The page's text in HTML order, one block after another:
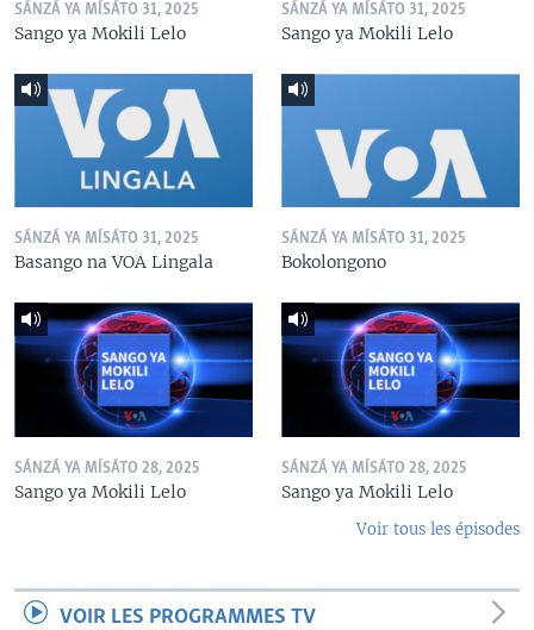
SÁNZÁ YA MÍSÁTO 31, 2025
Sango ya Mokili Lelo
SÁNZÁ YA MÍSÁTO 31, 2025
Sango ya Mokili Lelo
SÁNZÁ YA MÍSÁTO 31, 2025
Basango na VOA Lingala
SÁNZÁ YA MÍSÁTO 31, 2025
Bokolongono
SÁNZÁ YA MÍSÁTO 28, 2025
Sango ya Mokili Lelo
SÁNZÁ YA MÍSÁTO 28, 2025
Sango ya Mokili Lelo
Voir tous les épisodes
VOIR LES PROGRAMMES TV